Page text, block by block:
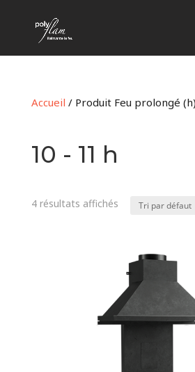
Accueil / Produit Feu prolongé
10 - 11 h
4 résultats affichés